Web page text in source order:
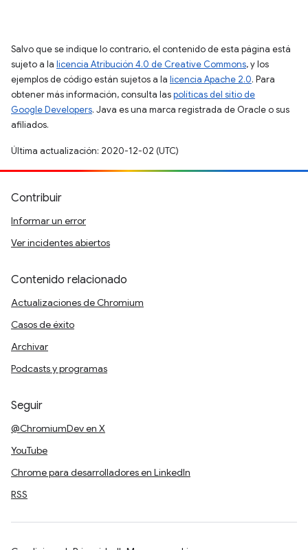
Salvo que se indique lo contrario, el contenido de esta página está
sujeto a la licencia Atribución 4.0 de Creative Commons, y los
ejemplos de código están sujetos a la licencia Apache 2.0. Para
obtener más información, consulta laspolíticas del sitio de
Google Developers. Java es una marca registrada de Oracle o sus
afiliados.
Última actualización: 2020-12-02 (UTC)
Contribuir
Informar un error
Ver incidentes abiertos
Contenido relacionado
Actualizaciones de Chromium
Casos de éxito
Archivar
Podcasts y programas
Seguir
@ChromiumDev en X
YouTube
Chrome para desarrolladores en LinkedIn
RSS